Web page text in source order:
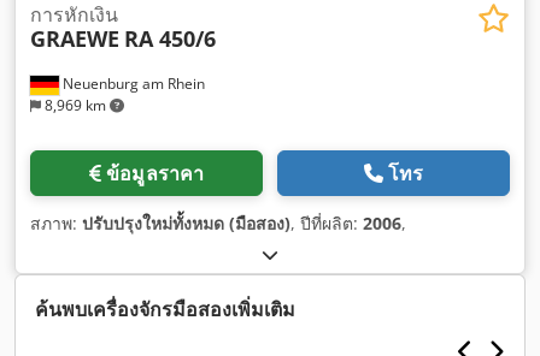
Neuenburg am Rhein
8,969 km
การหักเงิน
GRAEWE RA 450/6
ข้อมูลราคา โทร
สภาพ: ปรับปรุงใหม่ทั้งหมด (มือสอง), ปีที่ผลิต: 2006,
ค้นพบเครื่องจักรมือสองเพิ่มเติม